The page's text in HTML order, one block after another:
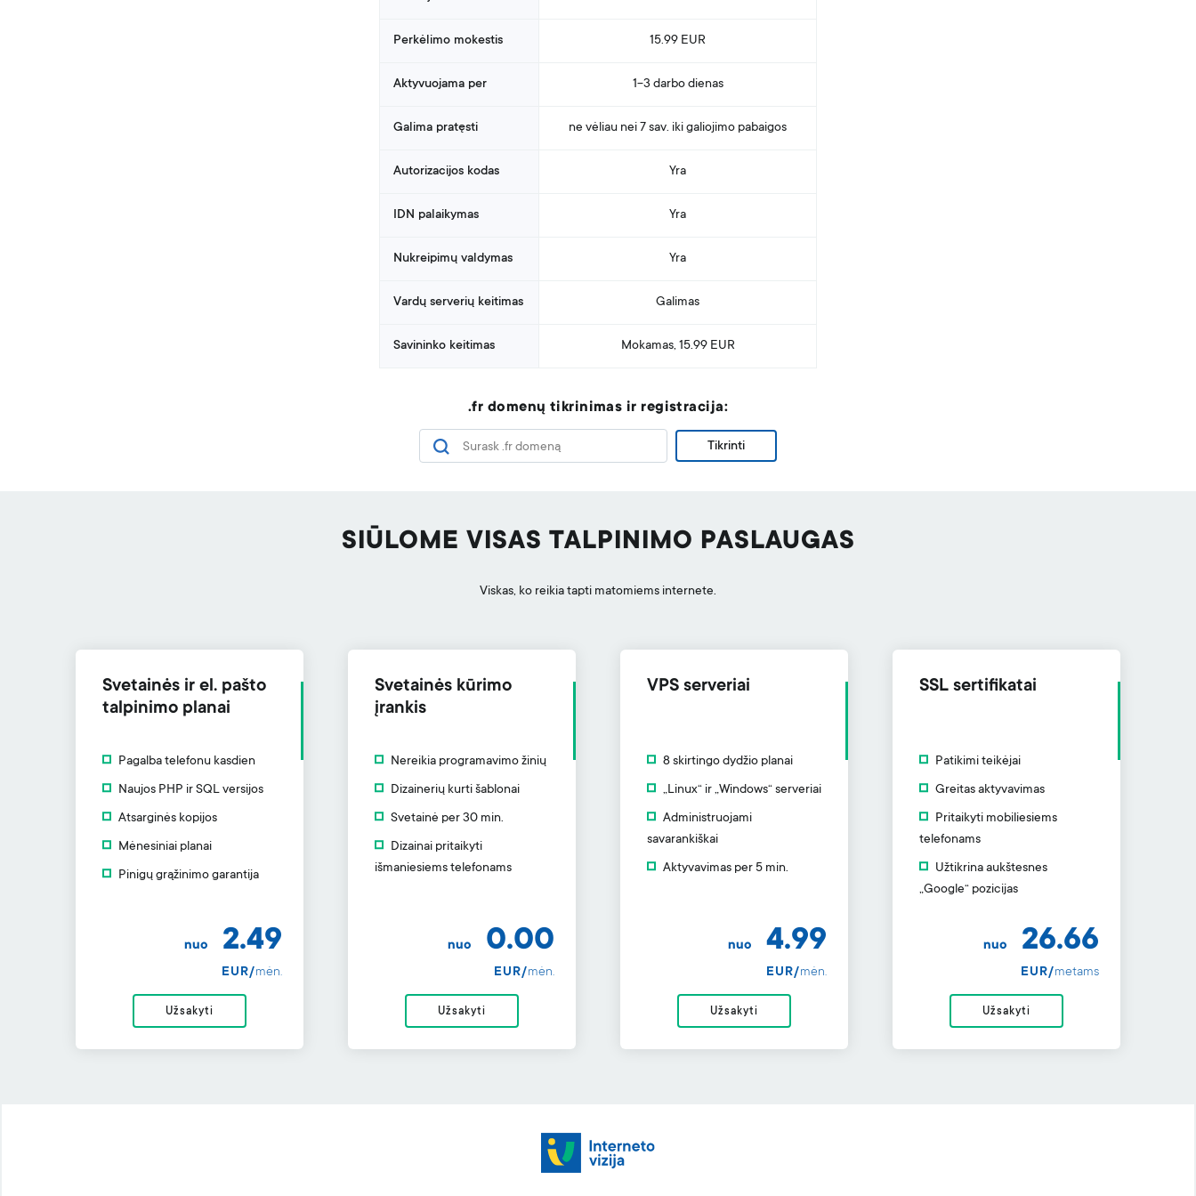
Perkėlimo mokestis 15.99 EUR
Aktyvuojama per 1-3 darbo dienas
Galima pratęsti ne vėliau nei 7 sav. iki galiojimo pabaigos
Autorizacijos kodas Yra
IDN palaikymas Yra
Nukreipimų valdymas Yra
Vardų serverių keitimas Galimas
Savininko keitimas Mokamas, 15.99 EUR
.fr domenų tikrinimas ir registracija:
Tikrinti
SIŪLOME VISAS TALPINIMO PASLAUGAS
Viskas, ko reikia tapti matomiems internete.
Svetainės ir el. pašto
talpinimo planai
Pagalba telefonu kasdien
Naujos PHP ir SQL versijos
Atsarginės kopijos
Mėnesiniai planai
Pinigų grąžinimo garantija
nuo 2.49
EUR/mėn.
Užsakyti
Svetainės kūrimo
įrankis
Nereikia programavimo žinių
Dizainerių kurti šablonai
Svetainė per 30 min.
Dizainai pritaikyti
išmaniesiems telefonams
nuo 0.00
EUR/mėn.
Užsakyti
VPS serveriai
8 skirtingo dydžio planai
„Linux“ ir „Windows“ serveriai
Administruojami
savarankiškai
Aktyvavimas per 5 min.
nuo 4.99
EUR/mėn.
Užsakyti
SSL sertifikatai
Patikimi teikėjai
Greitas aktyvavimas
Pritaikyti mobiliesiems
telefonams
Užtikrina aukštesnes
„Google“ pozicijas
nuo 26.66
EUR/metams
Užsakyti